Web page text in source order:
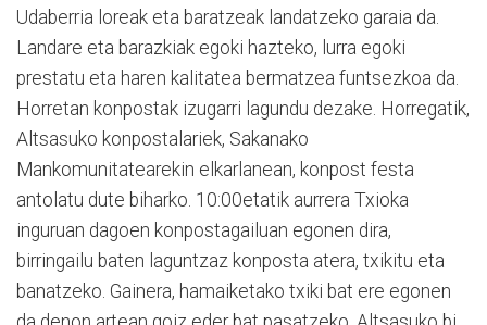
Udaberria loreak eta baratzeak landatzeko garaia da.
Landare eta barazkiak egoki hazteko, lurra egoki
prestatu eta haren kalitatea bermatzea funtsezkoa da.
Horretan konpostak izugarri lagundu dezake. Horregatik,
Altsasuko konpostalariek, Sakanako
Mankomunitatearekin elkarlanean, konpost festa
antolatu dute biharko. 10:00etatik aurrera Txioka
inguruan dagoen konpostagailuan egonen dira,
birringailu baten laguntzaz konposta atera, txikitu eta
banatzeko. Gainera, hamaiketako txiki bat ere egonen